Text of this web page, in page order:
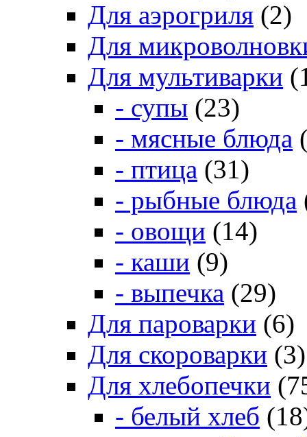
Для аэрогриля (2)
Для
Для мультиварки
- супы (23)
- мясные блюда
- птица (31)
- рыбные блюда
- овощи (14)
- каши (9)
- выпечка (29)
Для пароварки (6)
Для скороварки (3)
Для хлебопечки
- белый хлеб